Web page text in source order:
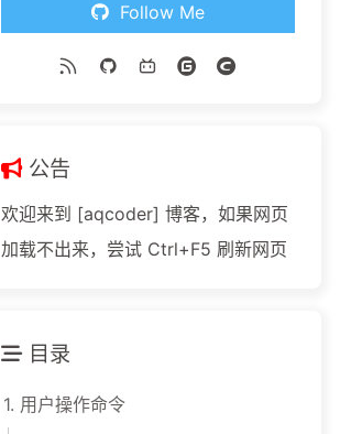
Follow Me
公告
欢迎来到 [aqcoder] 博客，如果网页
加载不出来，尝试 Ctrl+F5 刷新网页
目录
1. 用户操作命令